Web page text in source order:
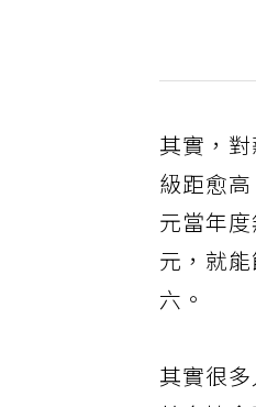
其實，
級距愈
元當年
元，就
六。
其實很